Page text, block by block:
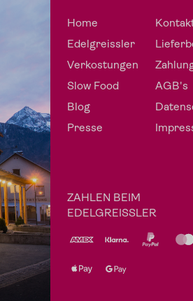
Home
Edelgreissler
Verkostungen
Slow Food
Blog
Presse
AGB's
ZAHLEN BEIM
EDELGREISSLER